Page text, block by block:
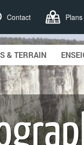
Contact Plans
& TERRAIN